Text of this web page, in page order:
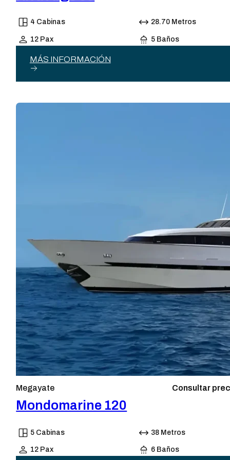
4 Cabinas 28.70 Metros
12 Pax 5 Baños
MÁS INFORMACIÓN
Megayate Consultar
Mondomarine 120
5 Cabinas 38 Metros
12 Pax 6 Baños